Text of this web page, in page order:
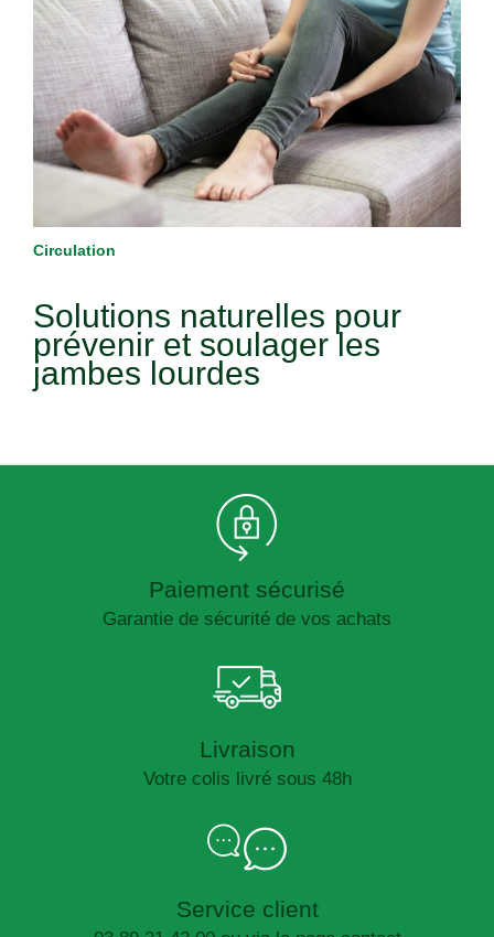
Circulation
Solutions naturelles pour
prévenir et soulager les
jambes lourdes
Paiement sécurisé
Garantie de sécurité de vos achats
Livraison
Votre colis livré sous 48h
Service client